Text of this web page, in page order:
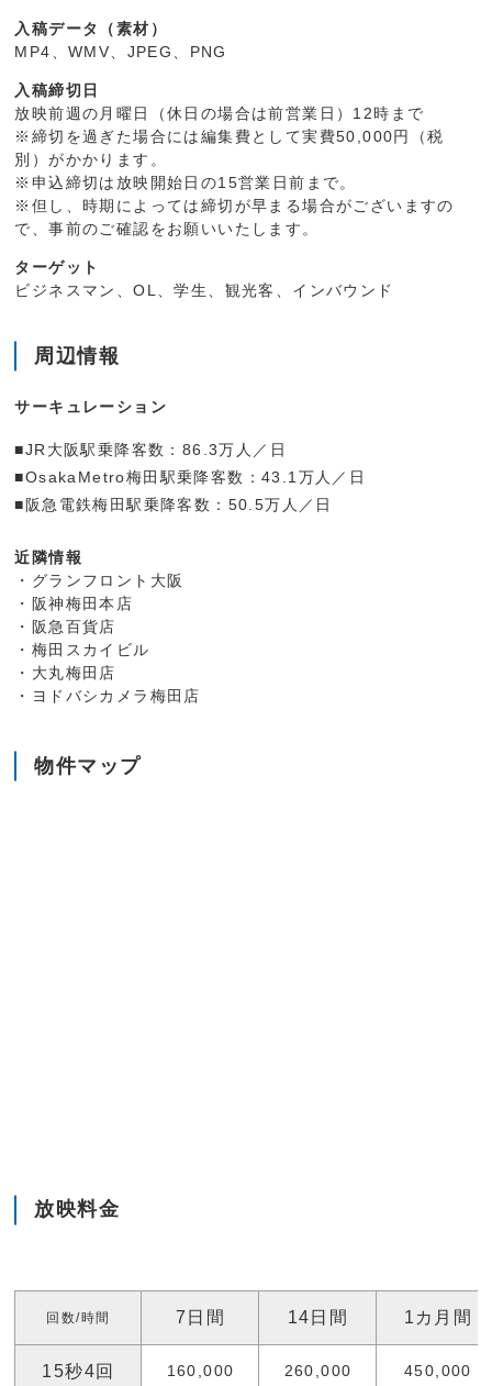
入稿データ（素材）
MP4、WMV、JPEG、PNG
入稿締切日
放映前週の月曜日（休日の場合は前営業日）12時まで
※締切を過ぎた場合には編集費として実費50,000円（税
別）がかかります。
※申込締切は放映開始日の15営業日前まで。
※但し、時期によっては締切が早まる場合がございますの
で、事前のご確認をお願いいたします。
ターゲット
ビジネスマン、OL、学生、観光客、インバウンド
周辺情報
サーキュレーション
■JR大阪駅乗降客数：86.3万人／日
■OsakaMetro梅田駅乗降客数：43.1万人／日
■阪急電鉄梅田駅乗降客数：50.5万人／日
近隣情報
・グランフロント大阪
・阪神梅田本店
・阪急百貨店
・梅田スカイビル
・大丸梅田店
・ヨドバシカメラ梅田店
物件マップ
放映料金
回数/時間 7日間 14日間 1カ月間
15秒4回 160,000 260,000 450,000